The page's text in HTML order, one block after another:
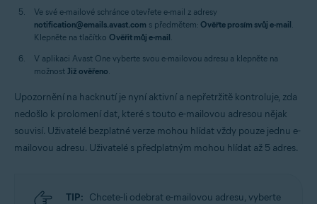
Ve své e-mailové schránce otevřete e-mail z adresy
notification@emails.avast.com s předmětem: Ověřte prosím svůj e-mail.
Klepněte na tlačítko Ověřit můj e-mail.
V aplikaci Avast One vyberte svou e-mailovou adresu a klepněte na
možnost Již ověřeno.
Upozornění na hacknutí je nyní aktivní a nepřetržitě kontroluje, zda
nedošlo k prolomení dat, které s touto e-mailovou adresou nějak
souvisí. Uživatelé bezplatné verze mohou hlídat vždy pouze jednu e-
mailovou adresu. Uživatelé s předplatným mohou hlídat až 5 adres.
TIP: Chcete-li odebrat e-mailovou adresu, vyberte